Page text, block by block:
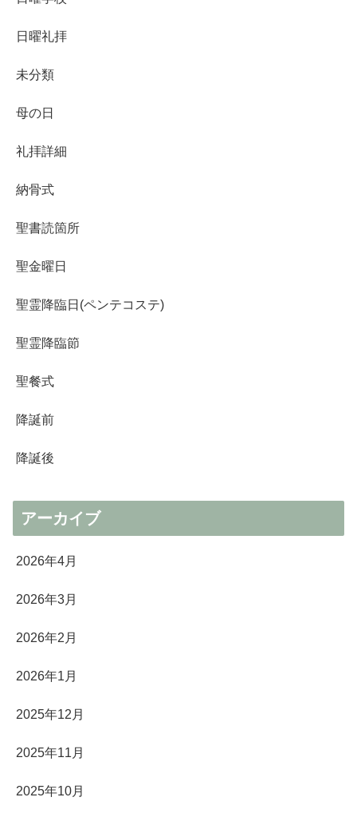
日曜礼拝
未分類
母の日
礼拝詳細
納骨式
聖書読箇所
聖金曜日
聖霊降臨日(ペンテコステ)
聖霊降臨節
聖餐式
降誕前
降誕後
アーカイブ
2026年4月
2026年3月
2026年2月
2026年1月
2025年12月
2025年11月
2025年10月